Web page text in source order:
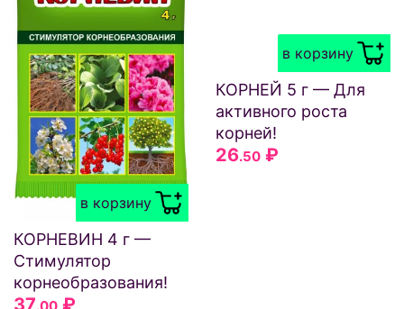
в корзину
КОРНЕВИН 4 г —
Стимулятор
корнеобразования!
37 ₽
в корзину
КОРНЕЙ 5 г — Для
активного роста
корней!
26.50 ₽